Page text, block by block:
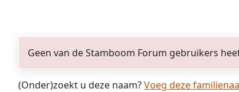
Geen van de Stamboom Forum gebruikers
(Onder)zoekt u deze naam?Voeg deze